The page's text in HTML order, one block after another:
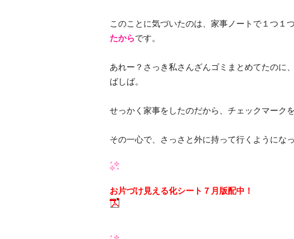
このことに気づいたのは、家事ノートで１つ１
たからです。
あれー？さっき私さんざんゴミまとめてたのに
ばしば。
せっかく家事をしたのだから、チェックマーク
その一心で、さっさと外に持って行くようにな
お片づけ見える化シート７月版配中！